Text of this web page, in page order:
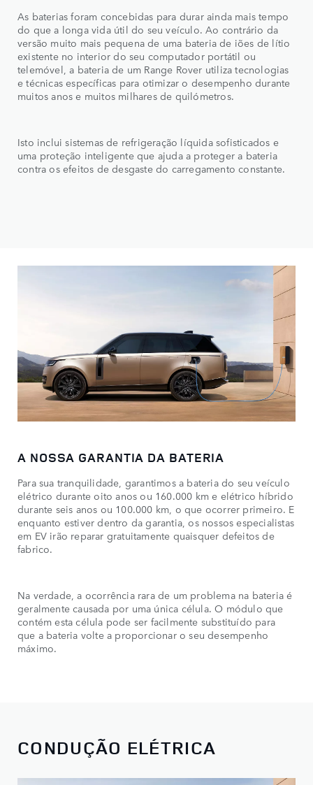
As baterias foram concebidas para durar ainda mais tempo
do que a longa vida útil do seu veículo. Ao contrário da
versão muito mais pequena de uma bateria de iões de lítio
existente no interior do seu computador portátil ou
telemóvel, a bateria de um Range Rover utiliza tecnologias
e técnicas específicas para otimizar o desempenho durante
muitos anos e muitos milhares de quilómetros.
Isto inclui sistemas de refrigeração líquida sofisticados e
uma proteção inteligente que ajuda a proteger a bateria
contra os efeitos de desgaste do carregamento constante.
A NOSSA GARANTIA DA BATERIA
Para sua tranquilidade, garantimos a bateria do seu veículo
elétrico durante oito anos ou 160.000 km e elétrico híbrido
durante seis anos ou 100.000 km, o que ocorrer primeiro. E
enquanto estiver dentro da garantia, os nossos especialistas
em EV irão reparar gratuitamente quaisquer defeitos de
fabrico.
Na verdade, a ocorrência rara de um problema na bateria é
geralmente causada por uma única célula. O módulo que
contém esta célula pode ser facilmente substituído para
que a bateria volte a proporcionar o seu desempenho
máximo.
CONDUÇÃO ELÉTRICA